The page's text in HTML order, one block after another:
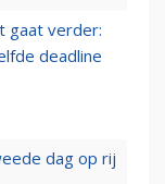
gaat verder:
deadline
dag op rij